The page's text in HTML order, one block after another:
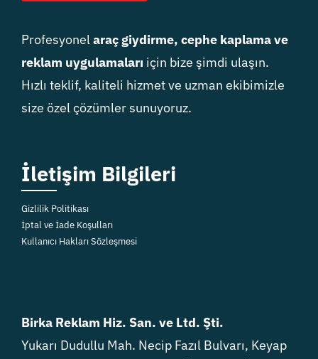
Profesyonelaraç giydirme, cephe kaplama ve
reklam uygulamaları için bize şimdi ulaşın.
Hızlı teklif, kaliteli hizmet ve uzman ekibimizle
size özel çözümler sunuyoruz.
İletişim Bilgileri
Gizlilik Politikası
İptal ve İade Koşulları
Kullanıcı Hakları Sözleşmesi
Birka Reklam Hiz. San. ve Ltd. Şti.
Yukarı Dudullu Mah. Necip Fazıl Bulvarı, Keyap